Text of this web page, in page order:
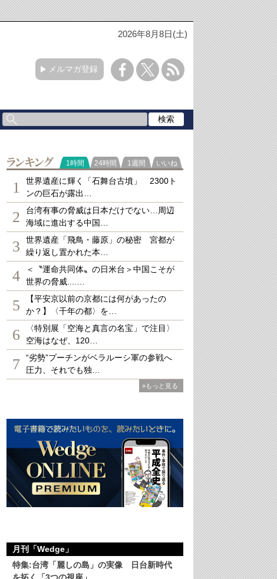
2026年8月8日(土)
メルマガ登録
ランキング
1時間 24時間 1週間 いいね
1
世界遺産に輝く「石舞台古墳」 2300ト
ンの巨石が露出…
2
台湾有事の脅威は日本だけでない…周辺
海域に進出する中国…
3
世界遺産「飛鳥・藤原」の秘密 宮都が
繰り返し置かれた本…
4
＜〝運命共同体〟の日米台＞中国こそが
世界の脅威....…
5
【平安京以前の京都には何があったの
か？】〈千年の都〉を…
6
〈特別展「空海と真言の名宝」で注目〉
空海はなぜ、120…
7
“劣勢”プーチンがベラルーシ軍の参戦へ
圧力、それでも独…
»もっと見る
月刊「Wedge」
特集:台湾「麗しの島」の実像 日台新時代